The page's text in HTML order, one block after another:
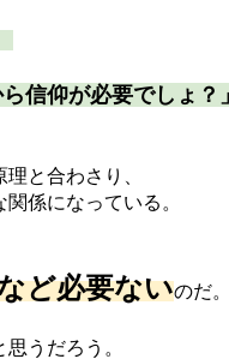
信仰が必要でしょ？」
と合わさり、
係になっている。
ど必要ないのだ。
うだろう。